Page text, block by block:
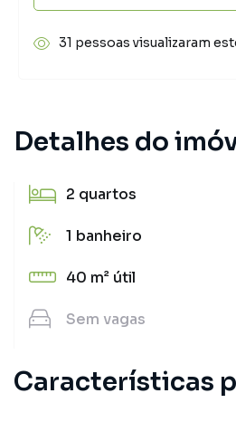
Detalhes do
2 quartos
1 banheiro
40 m² útil
Sem vagas
Características
31 pessoas visualizaram